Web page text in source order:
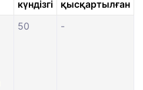
күндізгі
қысқартылған
50 -